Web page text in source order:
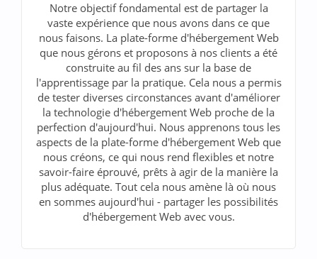
Notre objectif fondamental est de partager la
vaste expérience que nous avons dans ce que
nous faisons. La plate-forme d'hébergement Web
que nous gérons et proposons à nos clients a été
construite au fil des ans sur la base de
l'apprentissage par la pratique. Cela nous a permis
de tester diverses circonstances avant d'améliorer
la technologie d'hébergement Web proche de la
perfection d'aujourd'hui. Nous apprenons tous les
aspects de la plate-forme d'hébergement Web que
nous créons, ce qui nous rend flexibles et notre
savoir-faire éprouvé, prêts à agir de la manière la
plus adéquate. Tout cela nous amène là où nous
en sommes aujourd'hui - partager les possibilités
d'hébergement Web avec vous.